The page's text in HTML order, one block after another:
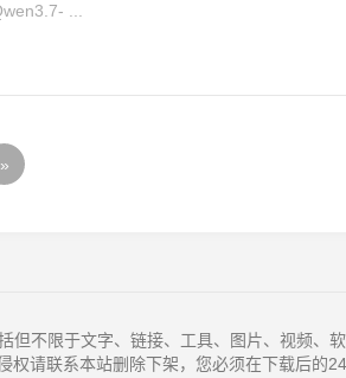
...
»
不限于文字、链接、工具、图片、视频、
请联系本站删除下架，您必须在下载后的